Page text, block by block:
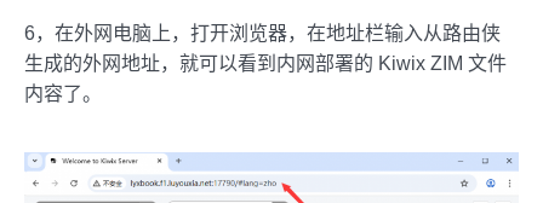
6，在外网电脑上，打开浏览器，在地址栏输入从路由侠
生成的外网地址，就可以看到内网部署的 Kiwix ZIM 文件
内容了。